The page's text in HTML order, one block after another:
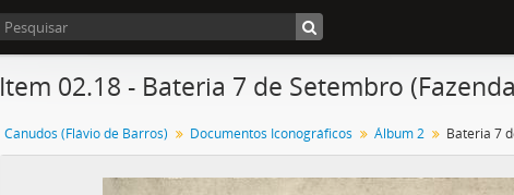
Item 02.18 - Bateria 7 de Setembro
Canudos (Flávio de Barros) Documentos Iconográficos Álbum 2 Bateria 7